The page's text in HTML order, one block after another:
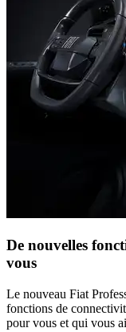
De nouvelles
vous
Le nouveau Fiat
fonctions de
pour vous et qui vous